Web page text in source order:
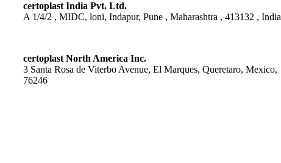
certoplast India Pvt. Ltd.
A 1/4/2 , MIDC, loni, Indapur, Pune , Maharashtra , 413132 , India
certoplast North America Inc.
3 Santa Rosa de Viterbo Avenue, El Marques, Queretaro, Mexico,
76246